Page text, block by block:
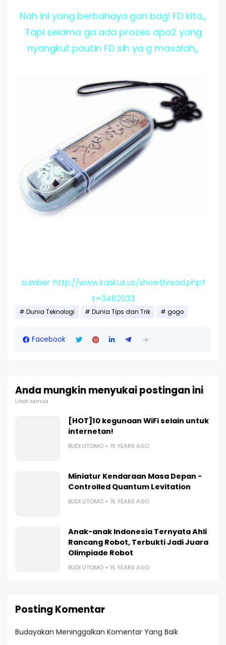
Nah ini yang berbahaya gan bagi FD kita,,
Tapi selama ga ada proses apa2 yang
nyangkut pautin FD sih ya g masalah,,
sumber :http://www.kaskus.us/showthread.php?
t=3482033
Dunia Teknologi Dunia Tips dan Trik gogo
Facebook
Anda mungkin menyukai postingan ini
Lihat semua
[HOT]10 kegunaan WiFi selain untuk
internetan!
BUDI UTOMO 15 YEARS AGO
Miniatur Kendaraan Masa Depan -
Controlled Quantum Levitation
BUDI UTOMO 15 YEARS AGO
Anak-anak Indonesia Ternyata Ahli
Rancang Robot, Terbukti Jadi Juara
Olimpiade Robot
BUDI UTOMO 15 YEARS AGO
Posting Komentar
Budayakan Meninggalkan Komentar Yang Baik